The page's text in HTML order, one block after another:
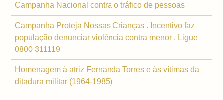
Campanha Nacional contra o tráfico de pessoas
Campanha Proteja Nossas Crianças . Incentivo faz
população denunciar violência contra menor . Ligue
0800 311119
Homenagem à atriz Fernanda Torres e às vítimas da
ditadura militar (1964-1985)